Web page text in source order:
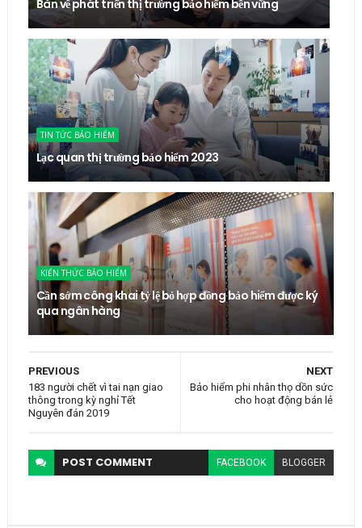
Bàn về phát triển thị trường bảo hiểm bền vững
TIN TỨC BẢO HIỂM
Lạc quan thị trường bảo hiểm 2023
KIẾN THỨC BẢO HIỂM
Cần sớm công khai tỷ lệ bỏ hợp đồng bảo hiểm được ký
qua ngân hàng
NEXT
Bảo hiểm phi nhân thọ dồn sức
cho hoạt động bán lẻ
PREVIOUS
183 người chết vì tai nạn giao
thông trong kỳ nghỉ Tết
Nguyên đán 2019
POST COMMENT FACEBOOK BLOGGER